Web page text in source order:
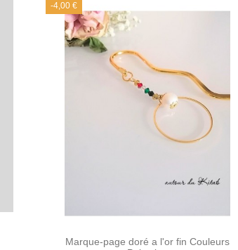
-4,00 €
Marque-page doré a l'or fin Couleurs